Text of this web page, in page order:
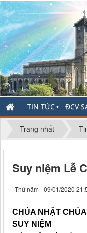
TIN TỨC ▼ ĐCV
Trang nhất
Suy niệm Lễ
Thứ năm - 09/01/2020
CHÚA NHẬT
SUY NIỆM